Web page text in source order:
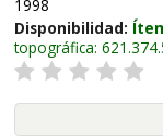
1998
Disponibilidad:
topográfica: